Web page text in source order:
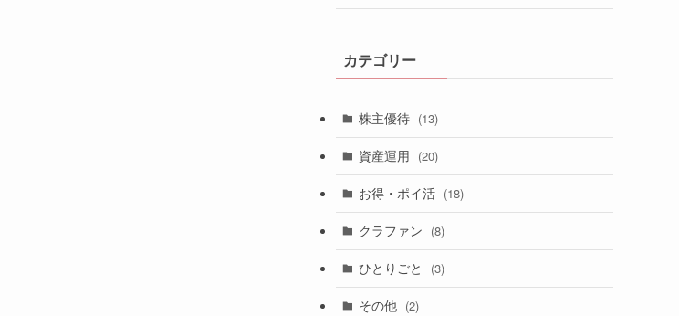
カテゴリー
株主優待 (13)
資産運用 (20)
お得・ポイ活 (18)
クラファン (8)
ひとりごと (3)
その他 (2)